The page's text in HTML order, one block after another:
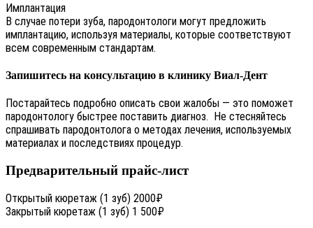
Имплантация
В случае потери зуба, пародонтологи могут предложить
имплантацию, используя материалы, которые соответствуют
всем современным стандартам.
Запишитесь на консультацию в клинику Виал-Дент
Постарайтесь подробно описать свои жалобы — это поможет
пародонтологу быстрее поставить диагноз. Не стесняйтесь
спрашивать пародонтолога о методах лечения, используемых
материалах и последствиях процедур.
Предварительный прайс-лист
Открытый кюретаж (1 зуб) 2000₽
Закрытый кюретаж (1 зуб) 1 500₽